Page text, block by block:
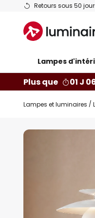
Retours sous 50
Allez
contenu
Lampes
Plus que 01 J
Lampes et luminaires
Skip